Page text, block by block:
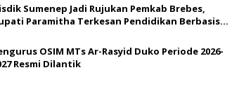
Sumenep Jadi Rujukan Pemkab Brebes,
Paramitha Terkesan Pendidikan Berbasis
OSIM MTs Ar-Rasyid Duko Periode 2026-
Resmi Dilantik